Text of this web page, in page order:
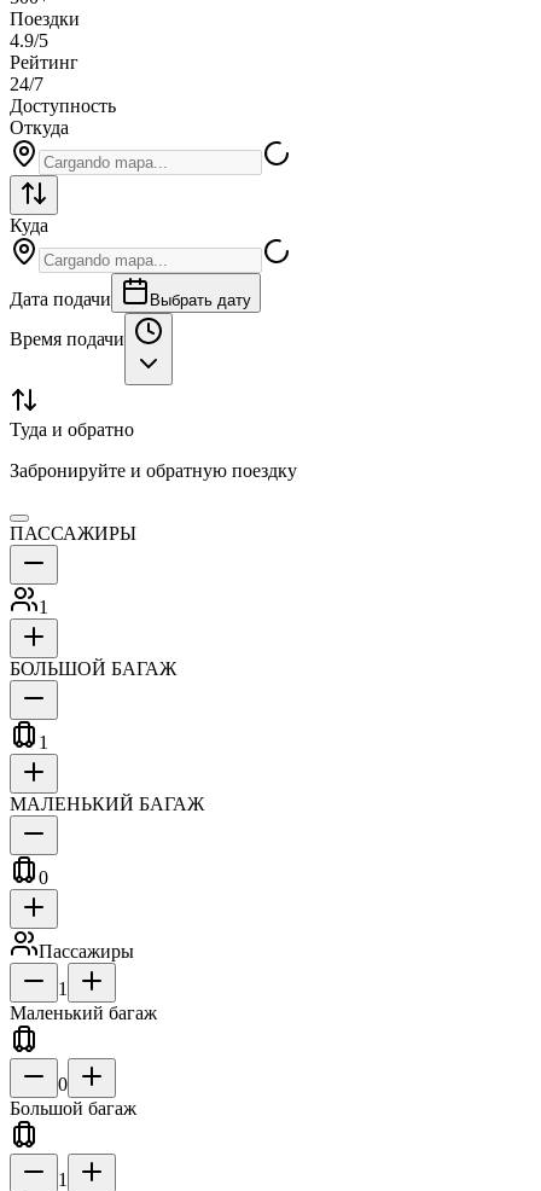
Поездки
4.9/5
Рейтинг
24/7
Доступность
Откуда
Куда
Дата подачи Выбрать дату
Время подачи
Туда и обратно
Забронируйте и обратную поездку
ПАССАЖИРЫ
1
БОЛЬШОЙ БАГАЖ
1
МАЛЕНЬКИЙ БАГАЖ
0
Пассажиры
1
Маленький багаж
0
Большой багаж
1